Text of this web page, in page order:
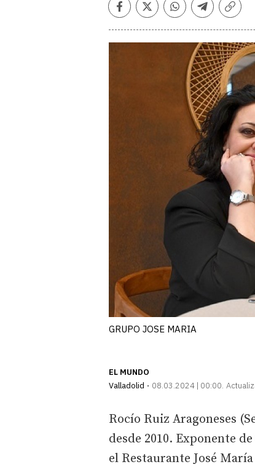
Facebook
TwitterWhatsapp
Telegram
GRUPO JOSE MARIA
EL MUNDO
Valladolid
08.03.2024 | 00:00
Rocío Ruiz Aragoneses
desde 2010. Exponente
el Restaurante José